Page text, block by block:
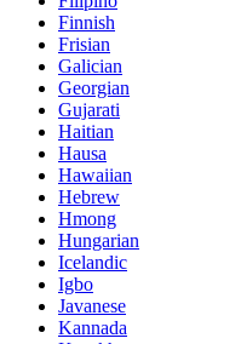
Finnish
Frisian
Galician
Georgian
Gujarati
Haitian
Hausa
Hawaiian
Hebrew
Hmong
Hungarian
Icelandic
Igbo
Javanese
Kannada